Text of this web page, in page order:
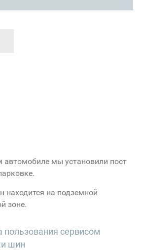
автомобиле мы установили пост
находится на подземной
зоне.
пользования сервисом
шин